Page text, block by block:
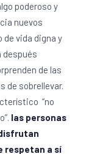
poderoso y
nuevos
vida digna y
después
de las
de sobrellevar.
“no
las personas
respetan a sí